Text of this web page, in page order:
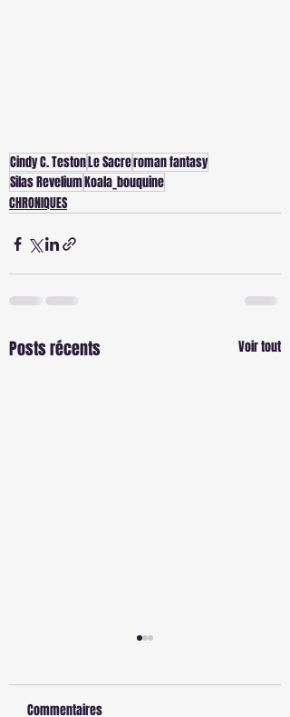
Cindy C. TestonLe Sacreroman fantasy
Silas ReveliumKoala_bouquine
CHRONIQUES
Posts récents Voir tout
Commentaires